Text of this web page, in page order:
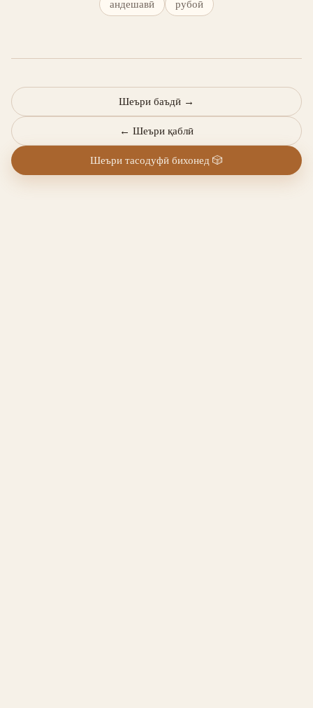
андешавӣ рубоӣ
← Шеъри қаблӣ
Шеъри баъдӣ →
Шеъри тасодуфӣ бихонед 🎲